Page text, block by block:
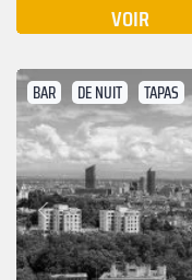
VOIR
BAR DE NUIT TAPAS
Précédent